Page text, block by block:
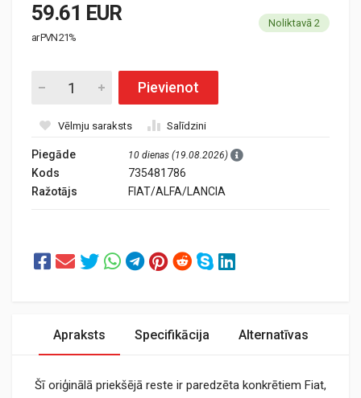
59.61 EUR
ar PVN 21%
Noliktavā 2
Pievienot
Vēlmju saraksts Salīdzini
Piegāde 10 dienas (19.08.2026)
Kods
735481786
Ražotājs
FIAT/ALFA/LANCIA
Apraksts Specifikācija Alternatīvas
Šī oriģinālā priekšējā reste ir paredzēta konkrētiem Fiat,